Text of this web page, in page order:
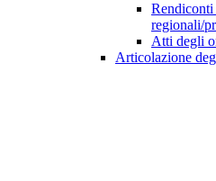
regionali/
Atti degli
Articolazione